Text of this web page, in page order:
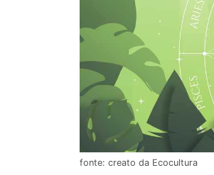
fonte: creato da Ecocultura